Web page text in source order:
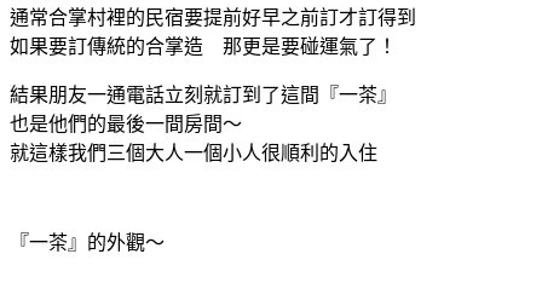
通常合掌村裡的民宿要提前好早之前訂才訂得到
如果要訂傳統的合掌造 那更是要碰運氣了！
結果朋友一通電話立刻就訂到了這間『一茶』
也是他們的最後一間房間～
就這樣我們三個大人一個小人很順利的入住
『一茶』的外觀～